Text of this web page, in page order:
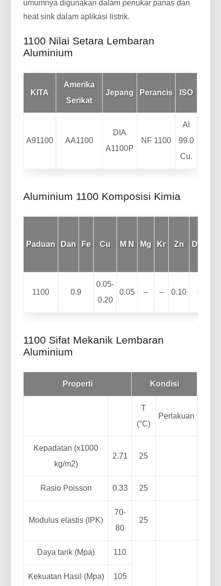
umumnya digunakan dalam penukar panas dan
heat sink dalam aplikasi listrik.
1100 Nilai Setara Lembaran
Aluminium
KITA
Amerika
Serikat
Jepang Perancis ISO
A91100 AA1100
DIA
A1100P
NF 1100
Al
99.0
Cu.
Aluminium 1100 Komposisi Kimia
Paduan Dan Fe Cu M N Mg Kr Zn Dari
1100 0.9
0.05-
0.20
0.05 – – 0.10 –
1100 Sifat Mekanik Lembaran
Aluminium
Properti Kondisi
T
(°C)
Perlakuan
Kepadatan (x1000
kg/m2)
2.71 25
Rasio Poisson 0.33 25
Modulus elastis (IPK)
70-
80
25
Daya tarik (Mpa) 110
Kekuatan Hasil (Mpa) 105